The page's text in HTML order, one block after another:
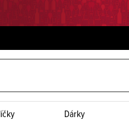
Dárky